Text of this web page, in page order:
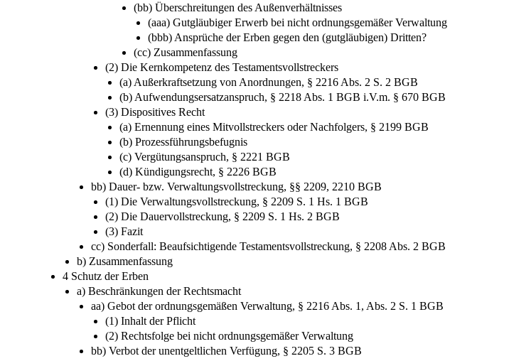
(bb) Überschreitungen des Außenverhältnisses
(aaa) Gutgläubiger Erwerb bei nicht ordnungsgemäßer Verwaltung
(bbb) Ansprüche der Erben gegen den (gutgläubigen) Dritten?
(cc) Zusammenfassung
(2) Die Kernkompetenz des Testamentsvollstreckers
(a) Außerkraftsetzung von Anordnungen, § 2216 Abs. 2 S. 2 BGB
(b) Aufwendungsersatzanspruch, § 2218 Abs. 1 BGB i.V.m. § 670 BGB
(3) Dispositives Recht
(a) Ernennung eines Mitvollstreckers oder Nachfolgers, § 2199 BGB
(b) Prozessführungsbefugnis
(c) Vergütungsanspruch, § 2221 BGB
(d) Kündigungsrecht, § 2226 BGB
bb) Dauer- bzw. Verwaltungsvollstreckung, §§ 2209, 2210 BGB
(1) Die Verwaltungsvollstreckung, § 2209 S. 1 Hs. 1 BGB
(2) Die Dauervollstreckung, § 2209 S. 1 Hs. 2 BGB
(3) Fazit
cc) Sonderfall: Beaufsichtigende Testamentsvollstreckung, § 2208 Abs. 2 BGB
b) Zusammenfassung
4 Schutz der Erben
a) Beschränkungen der Rechtsmacht
aa) Gebot der ordnungsgemäßen Verwaltung, § 2216 Abs. 1, Abs. 2 S. 1 BGB
(1) Inhalt der Pflicht
(2) Rechtsfolge bei nicht ordnungsgemäßer Verwaltung
bb) Verbot der unentgeltlichen Verfügung, § 2205 S. 3 BGB